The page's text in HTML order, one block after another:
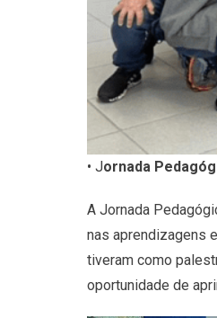
• Jornada
A Jornada
nas aprendizagens
tiveram como
oportunidade de